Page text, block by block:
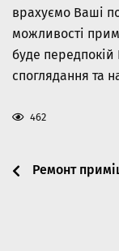
врахуємо Ваші
можливості
буде
споглядання та
462
PostРемонт